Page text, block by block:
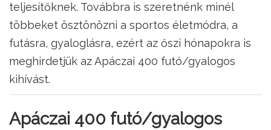
teljesítőknek. Továbbra is szeretnénk minél
többeket ösztönözni a sportos életmódra, a
futásra, gyaloglásra, ezért az őszi hónapokra is
meghirdetjük az Apáczai 400 futó/gyalogos
kihívást.
Apáczai 400 futó/gyalogos